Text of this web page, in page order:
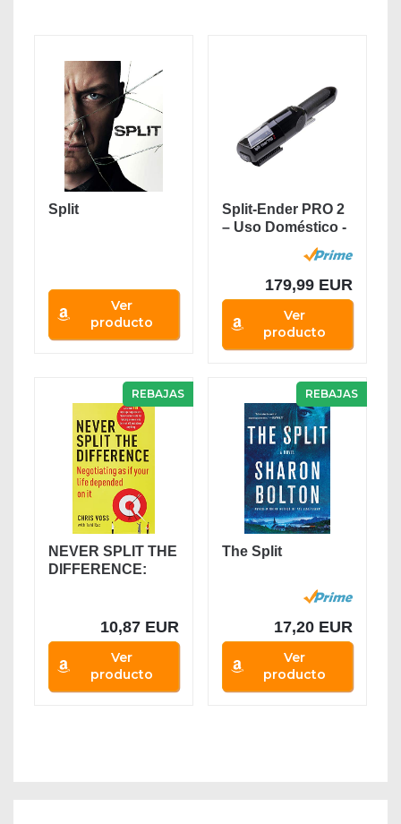
Split
Ver
producto
Split-Ender PRO 2
– Uso Doméstico -
Recortadora...
179,99 EUR
Ver
producto
REBAJAS
NEVER SPLIT THE
DIFFERENCE:
10,87 EUR
Ver
producto
REBAJAS
The Split
17,20 EUR
Ver
producto